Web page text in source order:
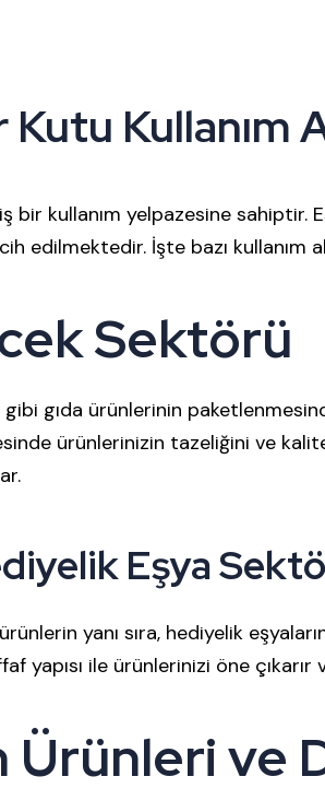
Kullanım
bir kullanım yelpazesine sahiptir.
edilmektedir. İşte bazı kullanım
Sektörü
gıda ürünlerinin
ürünlerinizin tazeliğini ve
Eşya
yanı sıra, hediyelik
yapısı ile ürünlerinizi öne çıkarır
Ürünleri ve